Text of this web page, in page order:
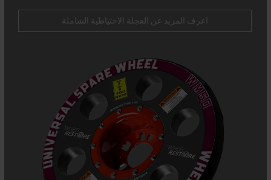
المعطلة أو سحبها بسهولة إلى ورشة العمل أو إلى شاحنة
اعرف المزيد عن العجلة الاحتياطية الشاملة